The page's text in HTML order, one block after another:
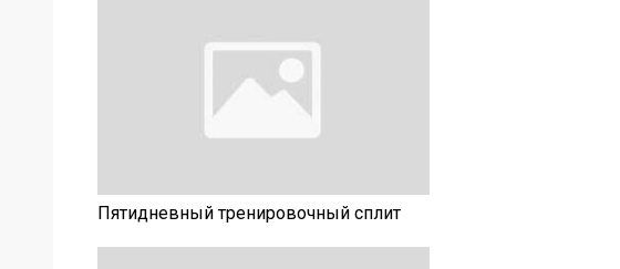
Пятидневный тренировочный сплит